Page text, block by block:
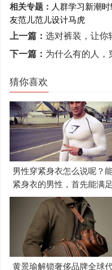
相关专题： 人群学习新潮
友范儿范儿设计马虎
上一篇： 选对裤装，让你
下一篇： 为什么有的人，
猜你喜欢
男性穿紧身衣怎么说呢？
紧身衣的男性，首先能满
个条件
黄景瑜解锁奢侈品牌全球